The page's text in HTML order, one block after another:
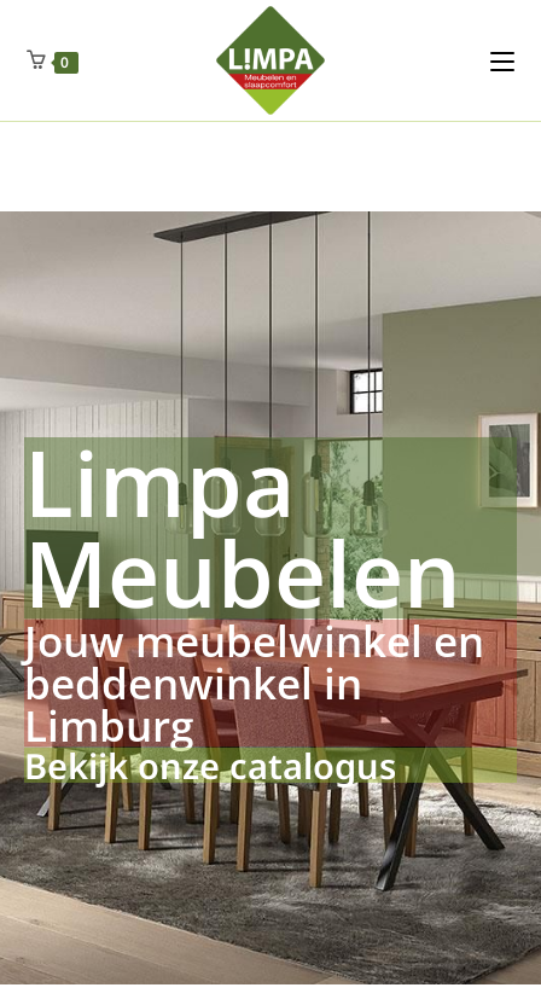
Regenschut
Drueckerpro
Fettsauren Dekemax Kapselmed
Luftkuhlen Zauberfan Netzfenste Insektensc
0
Limpa
Meubelen
Jouw meubelwinkel en
beddenwinkel in
Limburg
Bekijk onze catalogus